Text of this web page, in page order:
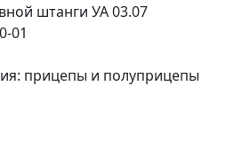
штанги УА 03.07
01
прицепы и полуприцепы